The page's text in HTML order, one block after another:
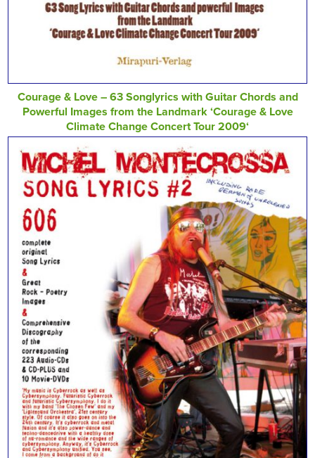
Courage & Love – 63 Songlyrics with Guitar Chords and
Powerful Images from the Landmark ‘Courage & Love
Climate Change Concert Tour 2009‘